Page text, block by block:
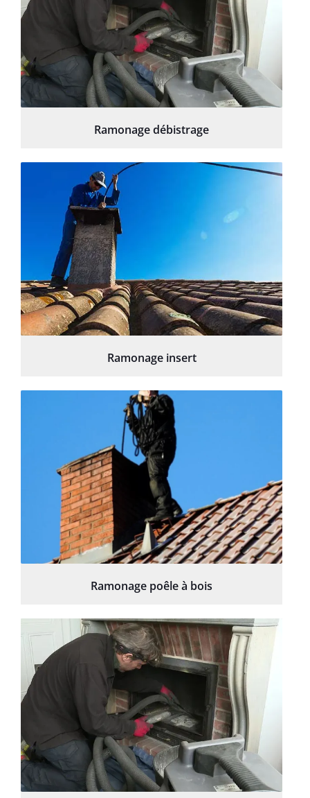
Ramonage débistrage
Ramonage insert
Ramonage poêle à bois